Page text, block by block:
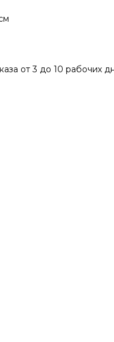
от 3 до 10 рабочих